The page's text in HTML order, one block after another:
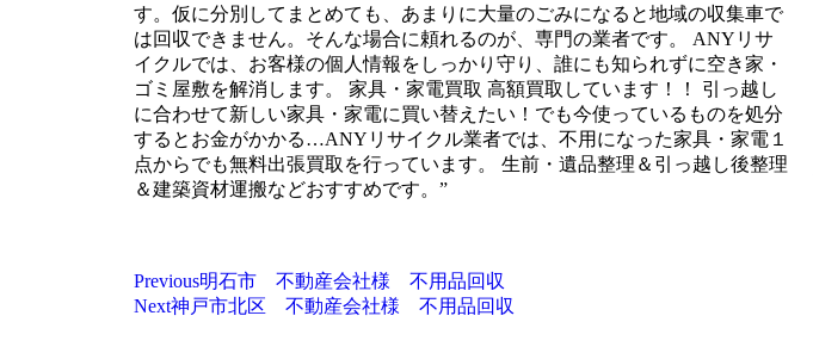
す。仮に分別してまとめても、あまりに大量のごみになると地域の収集車で
は回収できません。そんな場合に頼れるのが、専門の業者です。 ANYリサ
イクルでは、お客様の個人情報をしっかり守り、誰にも知られずに空き家・
ゴミ屋敷を解消します。 家具・家電買取 高額買取しています！！ 引っ越し
に合わせて新しい家具・家電に買い替えたい！でも今使っているものを処分
するとお金がかかる…ANYリサイクル業者では、不用になった家具・家電１
点からでも無料出張買取を行っています。 生前・遺品整理＆引っ越し後整理
＆建築資材運搬などおすすめです。”
Previous明石市 不動産会社様 不用品回収
Next神戸市北区 不動産会社様 不用品回収